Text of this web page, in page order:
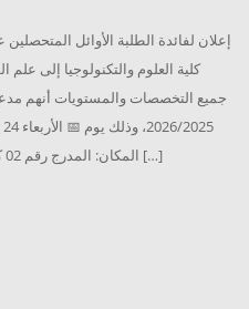
كلية العلوم والتكنولوجيا إلى علم
جميع التخصصات والمستويات أنهم
المكان: المدرج رقم 02 كما يُرحَّب بحضور أولياء الطلبة لمشاركة […]